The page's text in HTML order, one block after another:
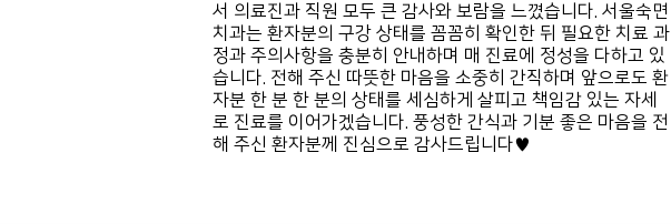
서 의료진과 직원 모두 큰 감사와 보람을 느꼈습니다. 서울숙면
치과는 환자분의 구강 상태를 꼼꼼히 확인한 뒤 필요한 치료 과
정과 주의사항을 충분히 안내하며 매 진료에 정성을 다하고 있
습니다. 전해 주신 따뜻한 마음을 소중히 간직하며 앞으로도 환
자분 한 분 한 분의 상태를 세심하게 살피고 책임감 있는 자세
로 진료를 이어가겠습니다. 풍성한 간식과 기분 좋은 마음을 전
해 주신 환자분께 진심으로 감사드립니다♥